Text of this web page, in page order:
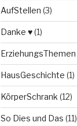
AufStellen (3)
Danke ♥(1)
ErziehungsThemen
HausGeschichte (1)
KörperSchrank (12)
So Dies und Das (11)